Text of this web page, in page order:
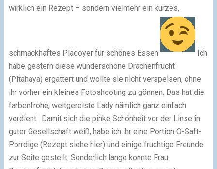
wirklich ein Rezept – sondern vielmehr ein kurzes,
schmackhaftes Plädoyer für schönes Essen
Ich
habe gestern diese wunderschöne Drachenfrucht
(Pitahaya) ergattert und wollte sie nicht verspeisen, ohne
ihr vorher ein kleines Fotoshooting zu gönnen. Das hat die
farbenfrohe, weitgereiste Lady nämlich ganz einfach
verdient. Damit sich die pinke Schönheit vor der Linse in
guter Gesellschaft weiß, habe ich ihr eine Portion O-Saft-
Porrdige (Rezept siehe hier) und einige fruchtige Freunde
zur Seite gestellt. Sonderlich lange konnte Frau